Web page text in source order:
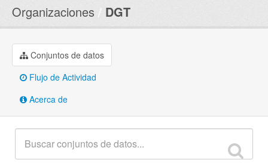
Organizaciones DGT
Conjuntos de datos
Flujo de Actividad
Acerca de